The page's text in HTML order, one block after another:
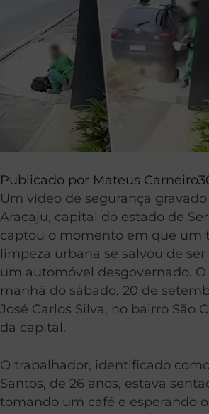
Publicado por Mateus Carneiro
Um vídeo de segurança
Aracaju, capital do estado de
captou o momento em que um
limpeza urbana se salvou de
um automóvel desgovernado.
manhã do sábado, 20 de
José Carlos Silva, no bairro São
da capital.
O trabalhador, identificado
Santos, de 26 anos, estava
tomando um café e esperando